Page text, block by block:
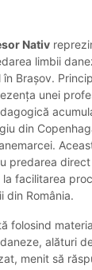
Nativ
limbii
Brașov.
unei
din
predarea direct
facilitarea
din România.
folosind
alături
menit să